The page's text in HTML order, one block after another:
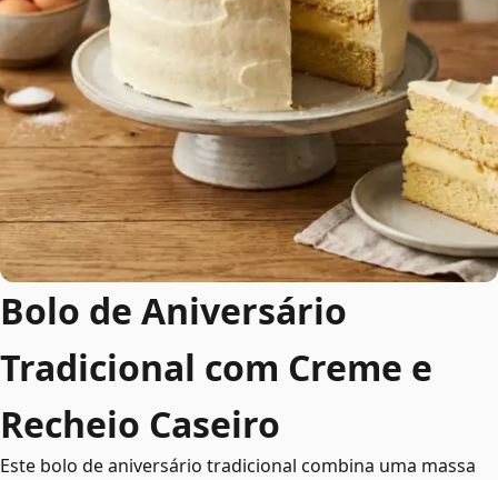
Bolo de Aniversário
Tradicional com Creme e
Recheio Caseiro
Este bolo de aniversário tradicional combina uma massa